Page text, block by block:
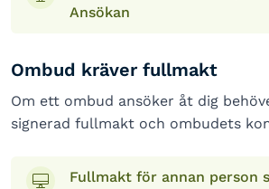
Ansökan
Ombud kräver fullmakt
Om ett ombud ansöker åt dig
signerad fullmakt och ombudets
Fullmakt för annan person